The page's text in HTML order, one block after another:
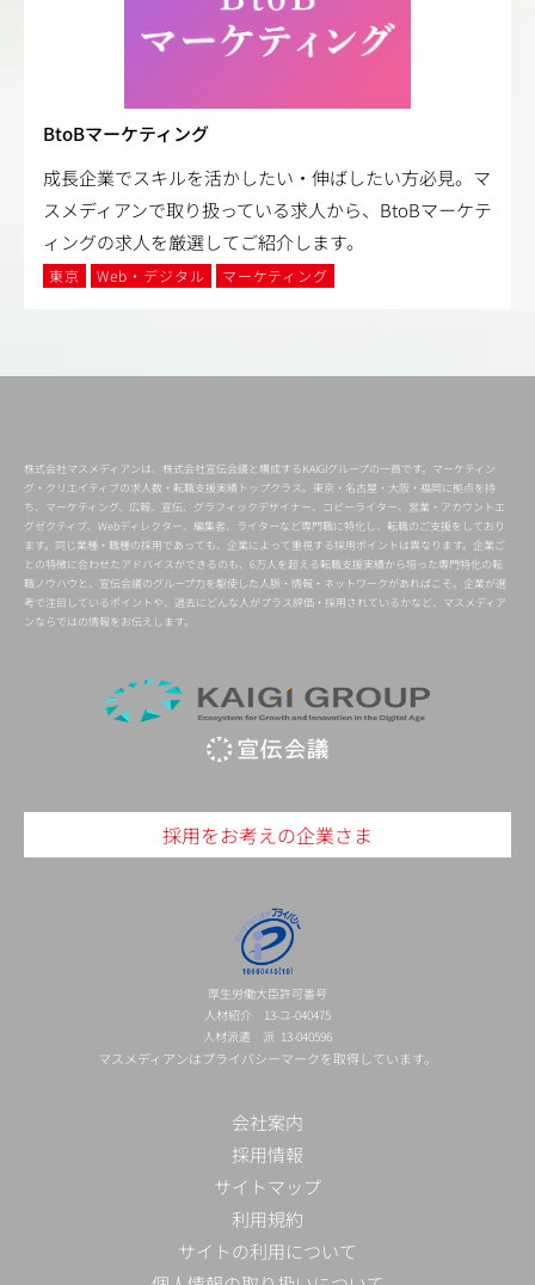
BtoBマーケティング
成長企業でスキルを活かしたい・伸ばしたい方必見。マ
スメディアンで取り扱っている求人から、BtoBマーケテ
ィングの求人を厳選してご紹介します。
東京 Web・デジタル マーケティング
株式会社マスメディアンは、株式会社宣伝会議と構成するKAIGIグループの一員です。マーケティン
グ・クリエイティブの求人数・転職支援実績トップクラス。東京・名古屋・大阪・福岡に拠点を持
ち、マーケティング、広報、宣伝、グラフィックデザイナー、コピーライター、営業・アカウントエ
グゼクティブ、Webディレクター、編集者、ライターなど専門職に特化し、転職のご支援をしており
ます。同じ業種・職種の採用であっても、企業によって重視する採用ポイントは異なります。企業ご
との特徴に合わせたアドバイスができるのも、6万人を超える転職支援実績から培った専門特化の転
職ノウハウと、宣伝会議のグループ力を駆使した人脈・情報・ネットワークがあればこそ。企業が選
考で注目しているポイントや、過去にどんな人がプラス評価・採用されているかなど、マスメディア
ンならではの情報をお伝えします。
採用をお考えの企業さま
厚生労働大臣許可番号
人材紹介 13-ユ-040475
人材派遣 派 13-040596
マスメディアンはプライバシーマークを取得しています。
会社案内
採用情報
サイトマップ
利用規約
サイトの利用について